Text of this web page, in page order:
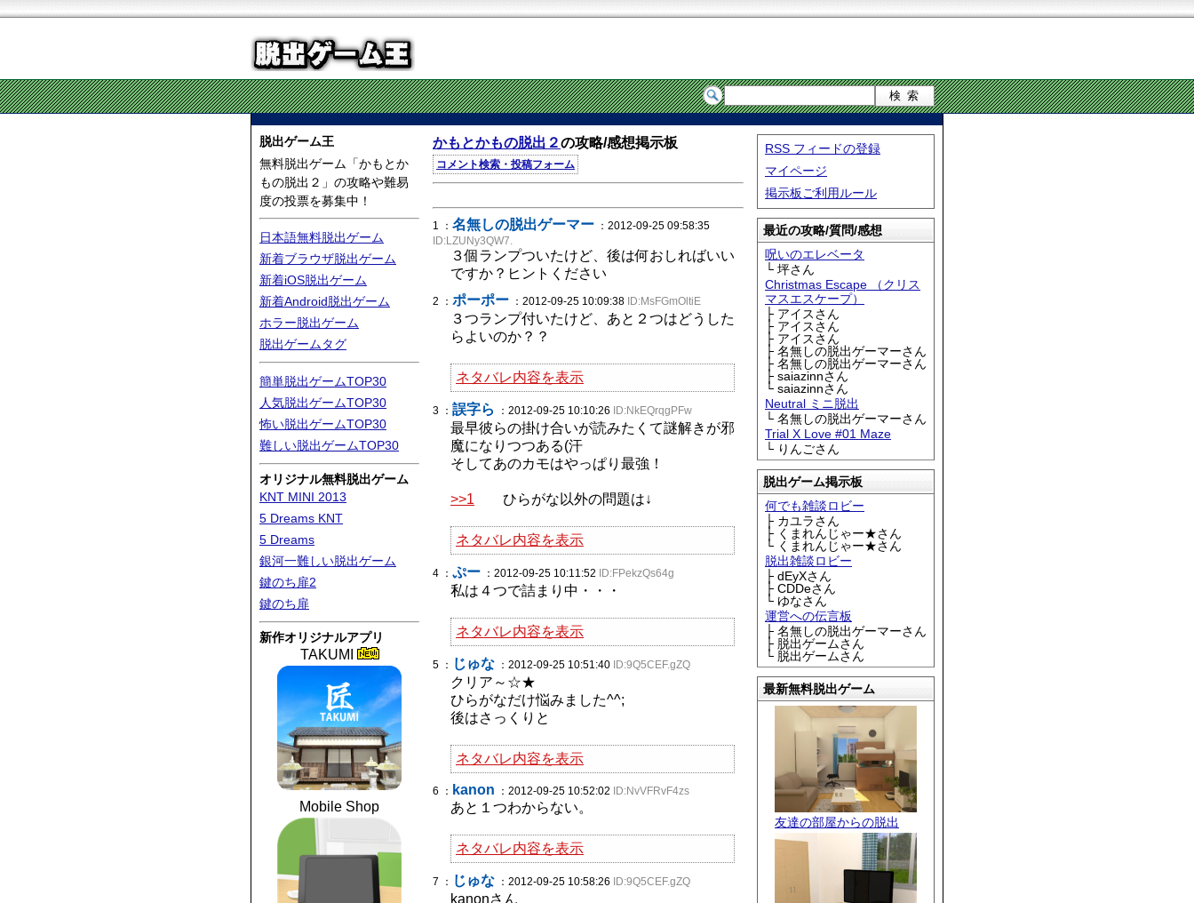
脱出ゲーム王
無料脱出ゲーム「かもとか
もの脱出２」の攻略や難易
度の投票を募集中！
日本語無料脱出ゲーム
新着ブラウザ脱出ゲーム
新着iOS脱出ゲーム
新着Android脱出ゲーム
ホラー脱出ゲーム
脱出ゲームタグ
簡単脱出ゲームTOP30
人気脱出ゲームTOP30
怖い脱出ゲームTOP30
難しい脱出ゲームTOP30
オリジナル無料脱出ゲーム
KNT MINI 2013
5 Dreams KNT
5 Dreams
銀河一難しい脱出ゲーム
鍵のち扉2
鍵のち扉
新作オリジナルアプリ
TAKUMI
Mobile Shop
RSS フィードの登録
マイページ
掲示板ご利用ルール
最近の攻略/質問/感想
呪いのエレベータ
└ 坪さん
Christmas Escape （クリス
マスエスケープ）
├ アイスさん
├ アイスさん
├ アイスさん
├ 名無しの脱出ゲーマーさん
├ 名無しの脱出ゲーマーさん
├ saiazinnさん
└ saiazinnさん
Neutral ミニ脱出
└ 名無しの脱出ゲーマーさん
Trial X Love #01 Maze
└ りんごさん
脱出ゲーム掲示板
何でも雑談ロビー
├ カユラさん
├ くまれんじゃー★さん
└ くまれんじゃー★さん
脱出雑談ロビー
├ dEyXさん
├ CDDeさん
└ ゆなさん
運営への伝言板
├ 名無しの脱出ゲーマーさん
├ 脱出ゲームさん
└ 脱出ゲームさん
最新無料脱出ゲーム
友達の部屋からの脱出
かもとかもの脱出２の攻略/感想掲示板
コメント検索・投稿フォーム
1 ： 名無しの脱出ゲーマー ：2012-09-25 09:58:35
ID:LZUNy3QW7.
３個ランプついたけど、後は何おしればいい
ですか？ヒントください
2 ： ポーポー ：2012-09-25 10:09:38 ID:MsFGmOltiE
３つランプ付いたけど、あと２つはどうした
らよいのか？？
ネタバレ内容を表示
3 ： 誤字ら ：2012-09-25 10:10:26 ID:NkEQrqgPFw
最早彼らの掛け合いが読みたくて謎解きが邪
魔になりつつある(汗
そしてあのカモはやっぱり最強！
>>1 ひらがな以外の問題は↓
ネタバレ内容を表示
4 ： ぷー ：2012-09-25 10:11:52 ID:FPekzQs64g
私は４つで詰まり中・・・
ネタバレ内容を表示
5 ： じゅな ：2012-09-25 10:51:40 ID:9Q5CEF.gZQ
クリア～☆★
ひらがなだけ悩みました^^;
後はさっくりと
ネタバレ内容を表示
6 ： kanon ：2012-09-25 10:52:02 ID:NvVFRvF4zs
あと１つわからない。
ネタバレ内容を表示
7 ： じゅな ：2012-09-25 10:58:26 ID:9Q5CEF.gZQ
kanonさん